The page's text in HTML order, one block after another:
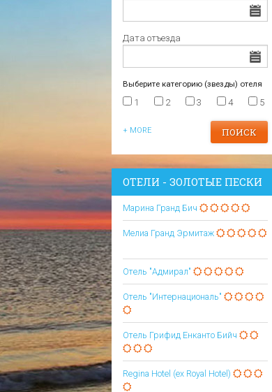
Дата отъезда
Выберите категорию (звезды) отеля
1 2 3 4 5
+ MORE
ОТЕЛИ - ЗОЛОТЫЕ ПЕСКИ
Марина Гранд Бич
Мелиа Гранд Эрмитаж
Отель "Адмирал"
Отель "Интернациональ"
Отель Грифид Енканто Бийч
Regina Hotel (ex Royal Hotel)